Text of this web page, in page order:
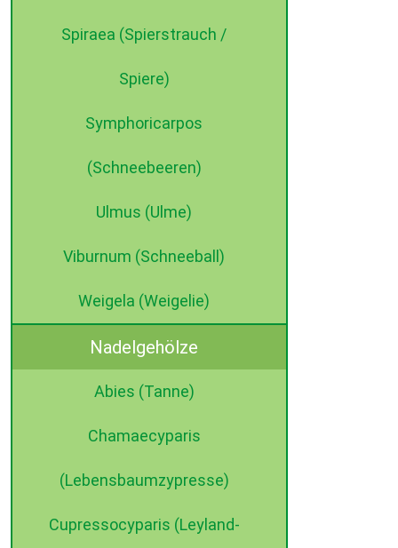
Spiraea (Spierstrauch /
Spiere)
Symphoricarpos
(Schneebeeren)
Ulmus (Ulme)
Viburnum (Schneeball)
Weigela (Weigelie)
Nadelgehölze
Abies (Tanne)
Chamaecyparis
(Lebensbaumzypresse)
Cupressocyparis (Leyland-